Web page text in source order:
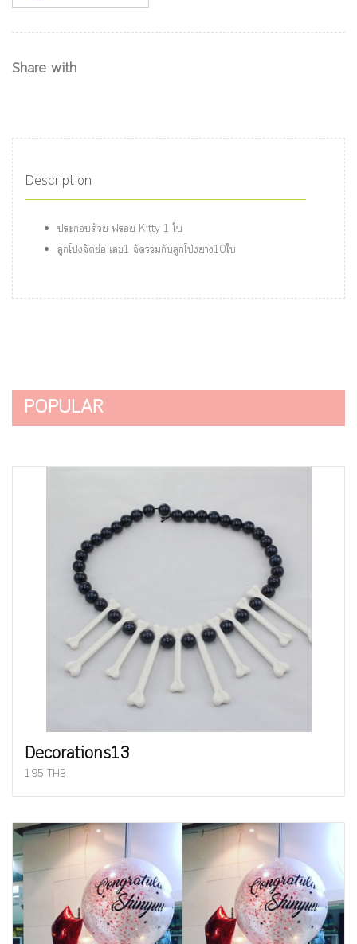
Share with
Description
ประกอบด้วย ฟรอย Kitty 1 ใบ
ลูกโป่งจัดช่อ เลข1 จัดรวมกับลูกโป่งยาง10ใบ
POPULAR
Decorations13
195 THB